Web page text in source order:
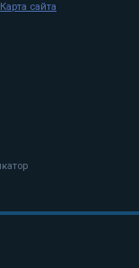
Карта сайта